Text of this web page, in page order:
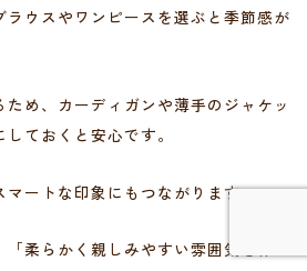
ラウスやワンピースを選ぶと季節感が
ため、カーディガンや薄手のジャケッ
ておくと安心です。
マートな印象にもつながります。
柔らかく親しみやすい雰囲気を作